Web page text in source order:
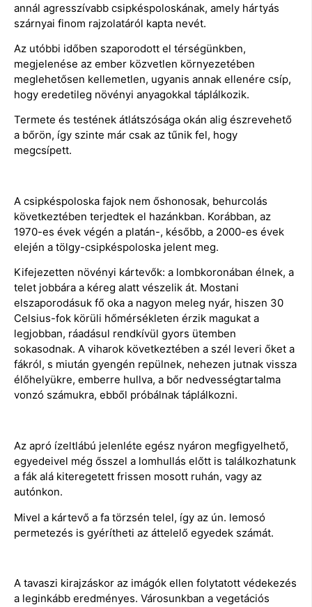
annál agresszívabb csipkéspoloskának, amely hártyás
szárnyai finom rajzolatáról kapta nevét.
Az utóbbi időben szaporodott el térségünkben,
megjelenése az ember közvetlen környezetében
meglehetősen kellemetlen, ugyanis annak ellenére csíp,
hogy eredetileg növényi anyagokkal táplálkozik.
Termete és testének átlátszósága okán alig észrevehető
a bőrön, így szinte már csak az tűnik fel, hogy
megcsípett.
A csipkéspoloska fajok nem őshonosak, behurcolás
következtében terjedtek el hazánkban. Korábban, az
1970-es évek végén a platán-, később, a 2000-es évek
elején a tölgy-csipkéspoloska jelent meg.
Kifejezetten növényi kártevők: a lombkoronában élnek, a
telet jobbára a kéreg alatt vészelik át. Mostani
elszaporodásuk fő oka a nagyon meleg nyár, hiszen 30
Celsius-fok körüli hőmérsékleten érzik magukat a
legjobban, ráadásul rendkívül gyors ütemben
sokasodnak. A viharok következtében a szél leveri őket a
fákról, s miután gyengén repülnek, nehezen jutnak vissza
élőhelyükre, emberre hullva, a bőr nedvességtartalma
vonzó számukra, ebből próbálnak táplálkozni.
Az apró ízeltlábú jelenléte egész nyáron megfigyelhető,
egyedeivel még ősszel a lomhullás előtt is találkozhatunk
a fák alá kiteregetett frissen mosott ruhán, vagy az
autónkon.
Mivel a kártevő a fa törzsén telel, így az ún. lemosó
permetezés is gyérítheti az áttelelő egyedek számát.
A tavaszi kirajzáskor az imágók ellen folytatott védekezés
a leginkább eredményes. Városunkban a vegetációs